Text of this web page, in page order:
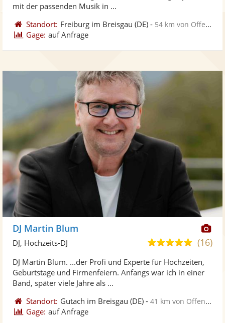
mit der passenden Musik in ...
Standort: Freiburg im Breisgau (DE) - 54 km von Offenburg
Gage: auf Anfrage
DJ Martin Blum
5,0
5
(16)
DJ, Hochzeits-DJ
DJ Martin Blum. ...der Profi und Experte für Hochzeiten,
Geburtstage und Firmenfeiern. Anfangs war ich in einer
Band, später viele Jahre als ...
Standort: Gutach im Breisgau (DE) -41 km von Offenburg
Gage: auf Anfrage